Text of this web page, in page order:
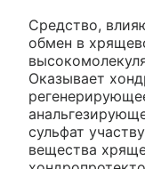
Средство,
обмен в
Оказывает
сульфат
вещества